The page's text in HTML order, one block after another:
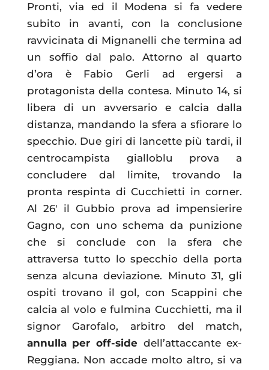
Pronti, via ed il Modena si fa vedere
subito in avanti, con la conclusione
ravvicinata di Mignanelli che termina ad
un soffio dal palo. Attorno al quarto
d’ora è Fabio Gerli ad ergersi a
protagonista della contesa. Minuto 14, si
libera di un avversario e calcia dalla
distanza, mandando la sfera a sfiorare lo
specchio. Due giri di lancette più tardi, il
centrocampista gialloblu prova a
concludere dal limite, trovando la
pronta respinta di Cucchietti in corner.
Al 26′ il Gubbio prova ad impensierire
Gagno, con uno schema da punizione
che si conclude con la sfera che
attraversa tutto lo specchio della porta
senza alcuna deviazione. Minuto 31, gli
ospiti trovano il gol, con Scappini che
calcia al volo e fulmina Cucchietti, ma il
signor Garofalo, arbitro del match,
annulla per off-side dell’attaccante ex-
Reggiana. Non accade molto altro, si va